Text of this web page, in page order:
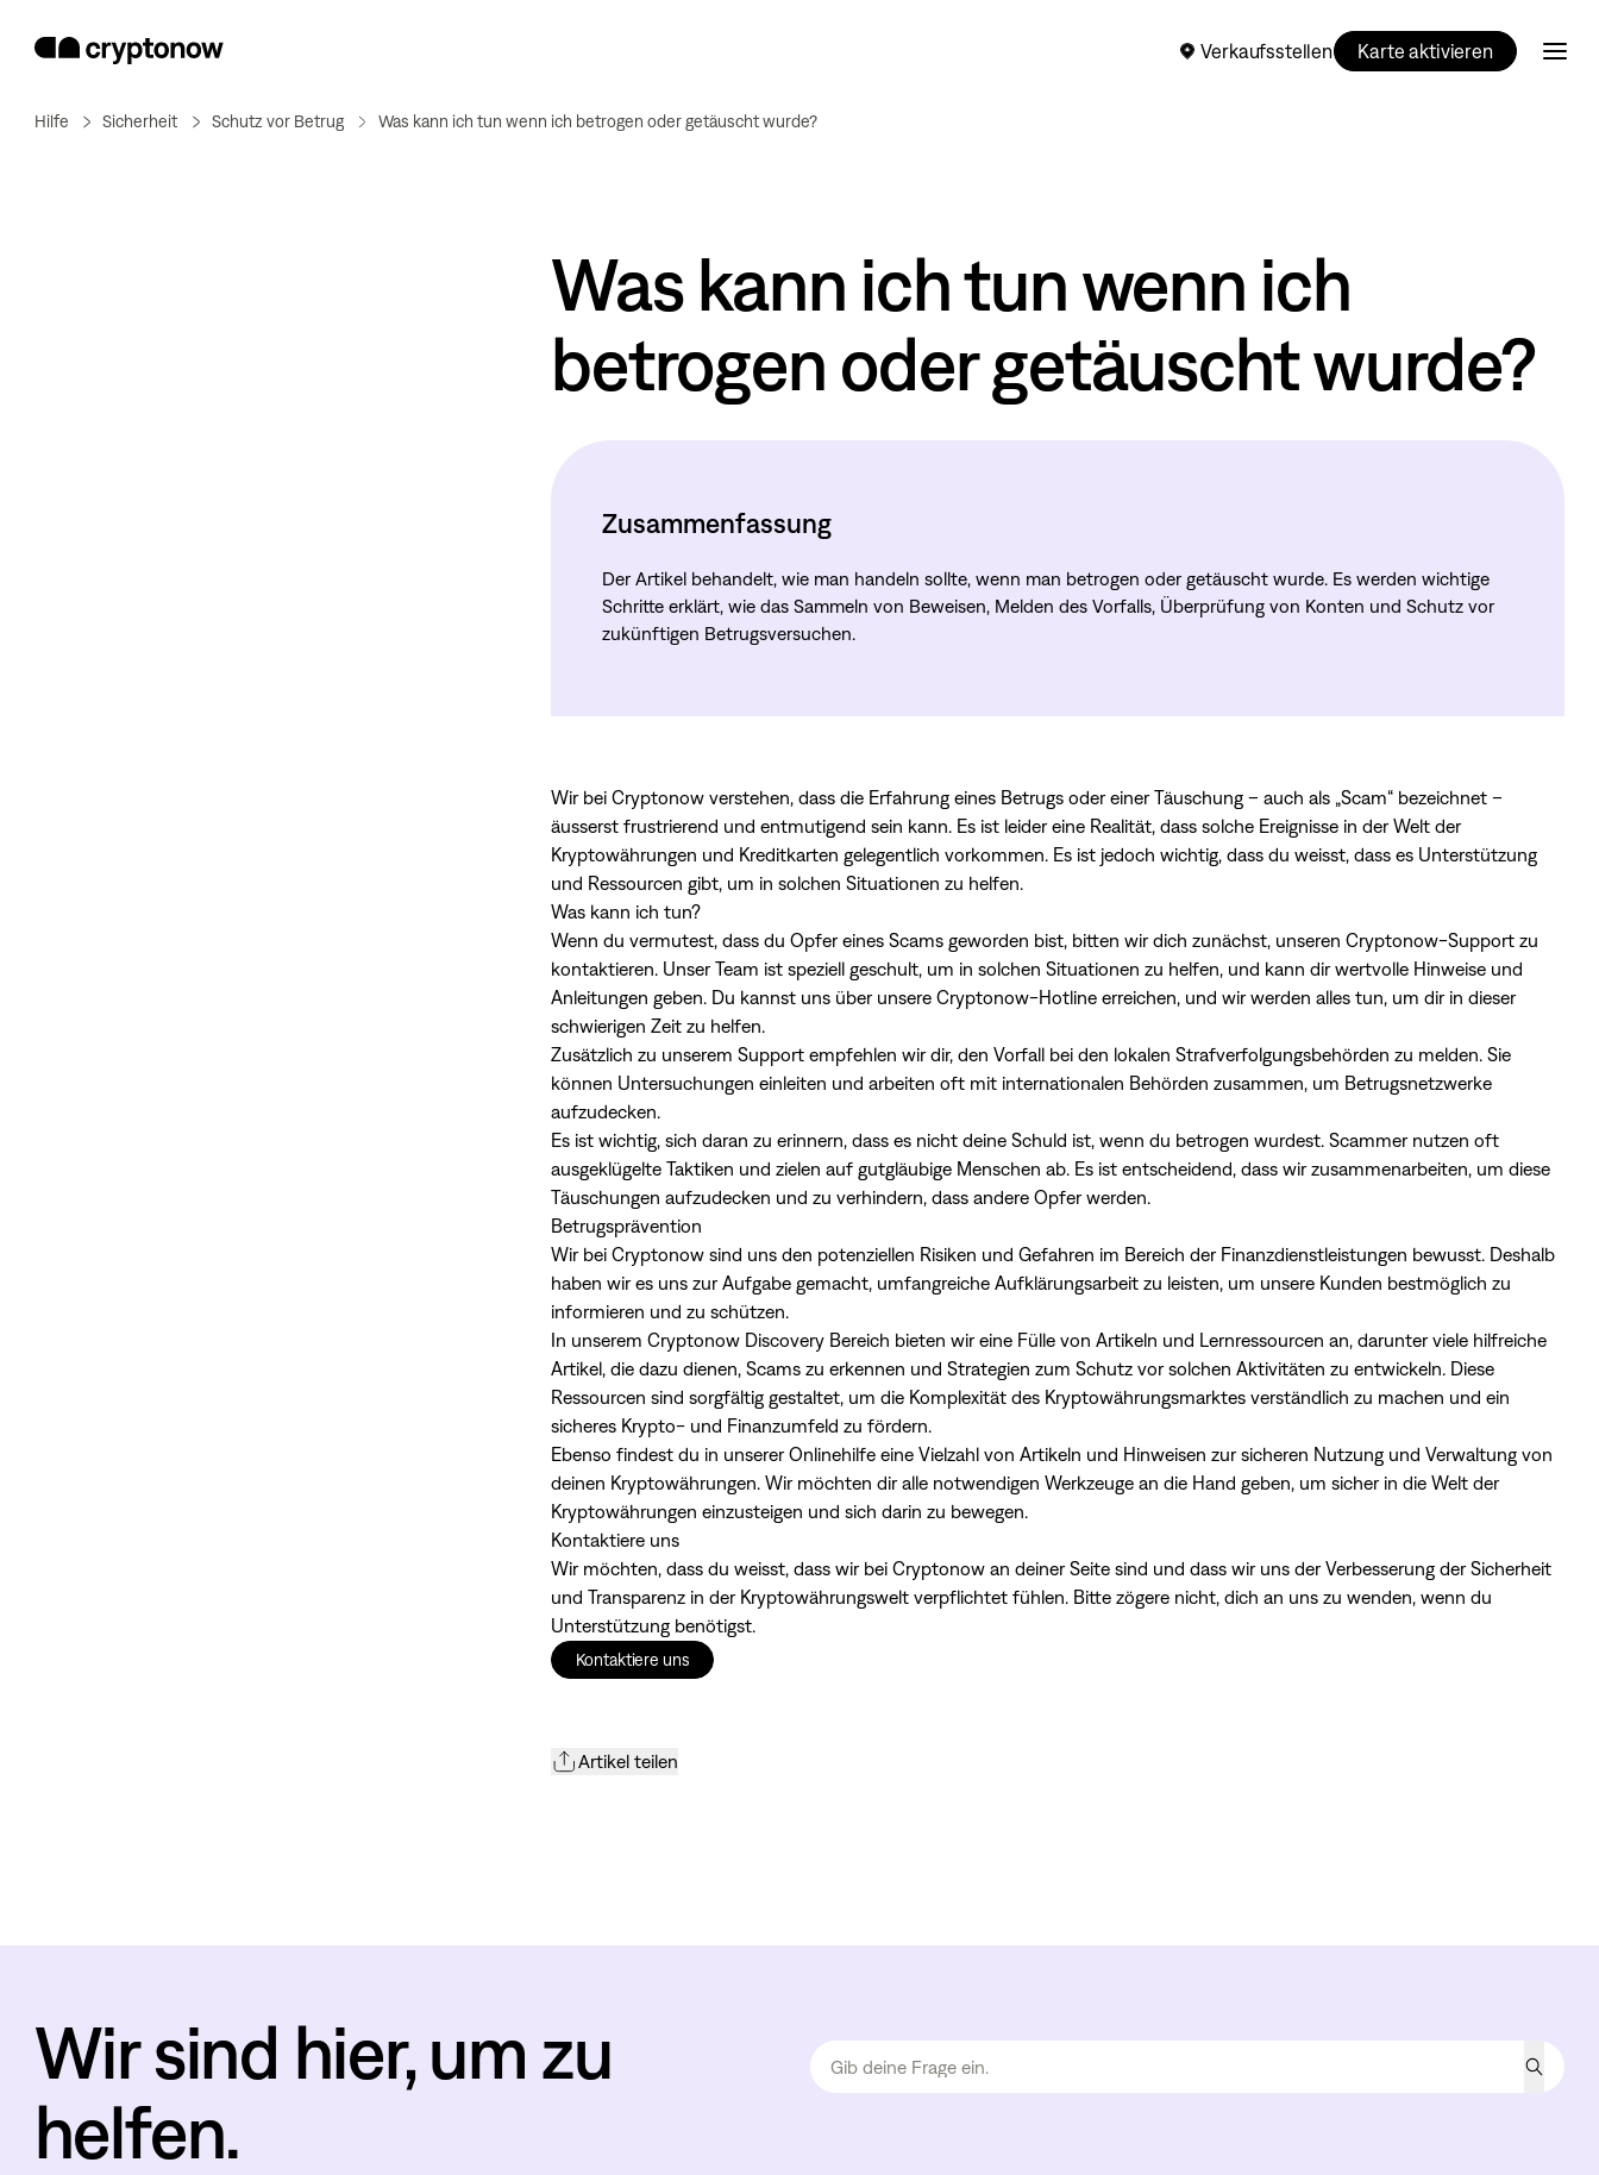
Verkaufsstellen Karte aktivieren
Hilfe Sicherheit Schutz vor Betrug Was kann ich tun wenn ich betrogen oder getäuscht wurde?
Was kann ich tun wenn ich
betrogen oder getäuscht wurde?
Zusammenfassung
Der Artikel behandelt, wie man handeln sollte, wenn man betrogen oder getäuscht wurde. Es werden wichtige
Schritte erklärt, wie das Sammeln von Beweisen, Melden des Vorfalls, Überprüfung von Konten und Schutz vor
zukünftigen Betrugsversuchen.
Wir bei Cryptonow verstehen, dass die Erfahrung eines Betrugs oder einer Täuschung – auch als „Scam“ bezeichnet –
äusserst frustrierend und entmutigend sein kann. Es ist leider eine Realität, dass solche Ereignisse in der Welt der
Kryptowährungen und Kreditkarten gelegentlich vorkommen. Es ist jedoch wichtig, dass du weisst, dass es Unterstützung
und Ressourcen gibt, um in solchen Situationen zu helfen.
Was kann ich tun?
Wenn du vermutest, dass du Opfer eines Scams geworden bist, bitten wir dich zunächst, unseren Cryptonow-Support zu
kontaktieren. Unser Team ist speziell geschult, um in solchen Situationen zu helfen, und kann dir wertvolle Hinweise und
Anleitungen geben. Du kannst uns über unsere Cryptonow-Hotline erreichen, und wir werden alles tun, um dir in dieser
schwierigen Zeit zu helfen.
Zusätzlich zu unserem Support empfehlen wir dir, den Vorfall bei den lokalen Strafverfolgungsbehörden zu melden. Sie
können Untersuchungen einleiten und arbeiten oft mit internationalen Behörden zusammen, um Betrugsnetzwerke
aufzudecken.
Es ist wichtig, sich daran zu erinnern, dass es nicht deine Schuld ist, wenn du betrogen wurdest. Scammer nutzen oft
ausgeklügelte Taktiken und zielen auf gutgläubige Menschen ab. Es ist entscheidend, dass wir zusammenarbeiten, um diese
Täuschungen aufzudecken und zu verhindern, dass andere Opfer werden.
Betrugsprävention
Wir bei Cryptonow sind uns den potenziellen Risiken und Gefahren im Bereich der Finanzdienstleistungen bewusst. Deshalb
haben wir es uns zur Aufgabe gemacht, umfangreiche Aufklärungsarbeit zu leisten, um unsere Kunden bestmöglich zu
informieren und zu schützen.
In unserem Cryptonow Discovery Bereich bieten wir eine Fülle von Artikeln und Lernressourcen an, darunter viele hilfreiche
Artikel, die dazu dienen, Scams zu erkennen und Strategien zum Schutz vor solchen Aktivitäten zu entwickeln. Diese
Ressourcen sind sorgfältig gestaltet, um die Komplexität des Kryptowährungsmarktes verständlich zu machen und ein
sicheres Krypto- und Finanzumfeld zu fördern.
Ebenso findest du in unserer Onlinehilfe eine Vielzahl von Artikeln und Hinweisen zur sicheren Nutzung und Verwaltung von
deinen Kryptowährungen. Wir möchten dir alle notwendigen Werkzeuge an die Hand geben, um sicher in die Welt der
Kryptowährungen einzusteigen und sich darin zu bewegen.
Kontaktiere uns
Wir möchten, dass du weisst, dass wir bei Cryptonow an deiner Seite sind und dass wir uns der Verbesserung der Sicherheit
und Transparenz in der Kryptowährungswelt verpflichtet fühlen. Bitte zögere nicht, dich an uns zu wenden, wenn du
Unterstützung benötigst.
Kontaktiere uns
Artikel teilen
Wir sind hier, um zu
helfen.